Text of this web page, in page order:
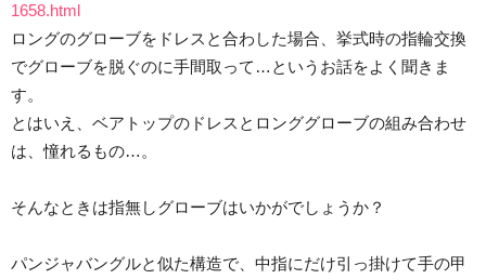
1658.html
ロングのグローブをドレスと合わした場合、挙式時の指輪交換
でグローブを脱ぐのに手間取って…というお話をよく聞きま
す。
とはいえ、ベアトップのドレスとロンググローブの組み合わせ
は、憧れるもの…。
そんなときは指無しグローブはいかがでしょうか？
パンジャバングルと似た構造で、中指にだけ引っ掛けて手の甲